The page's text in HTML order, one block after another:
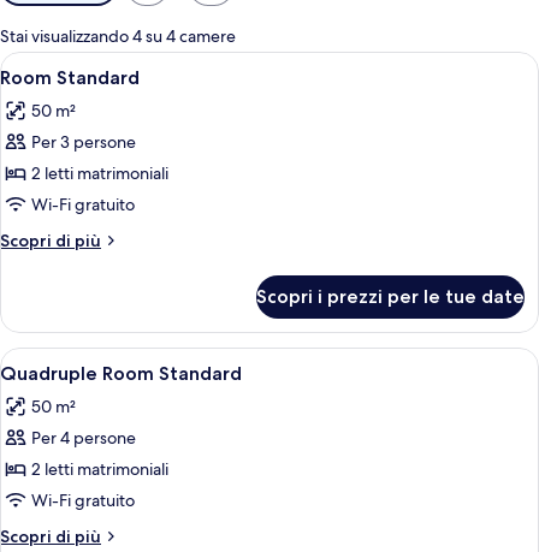
per
le
camere
Stai visualizzando 4 su 4 camere
Apri
tutte
le
foto
per
Room
Standard
Una cassaforte in camera, tende
6
Room Standard
50 m²
Per 3 persone
2 letti matrimoniali
Wi-Fi gratuito
Scopri di più
Altri
Standard
Scopri i prezzi per le tue date
Apri
tutte
le
foto
per
Quadruple
Room
Una cassaforte in camera, tende
6
Quadruple Room Standard
50 m²
Per 4 persone
2 letti matrimoniali
Wi-Fi gratuito
Scopri di più
Altri